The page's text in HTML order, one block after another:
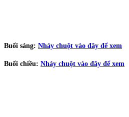
Buổi sáng: Nháy chuột vào đây để xem
Buổi chiều: Nháy chuột vào đây để xem